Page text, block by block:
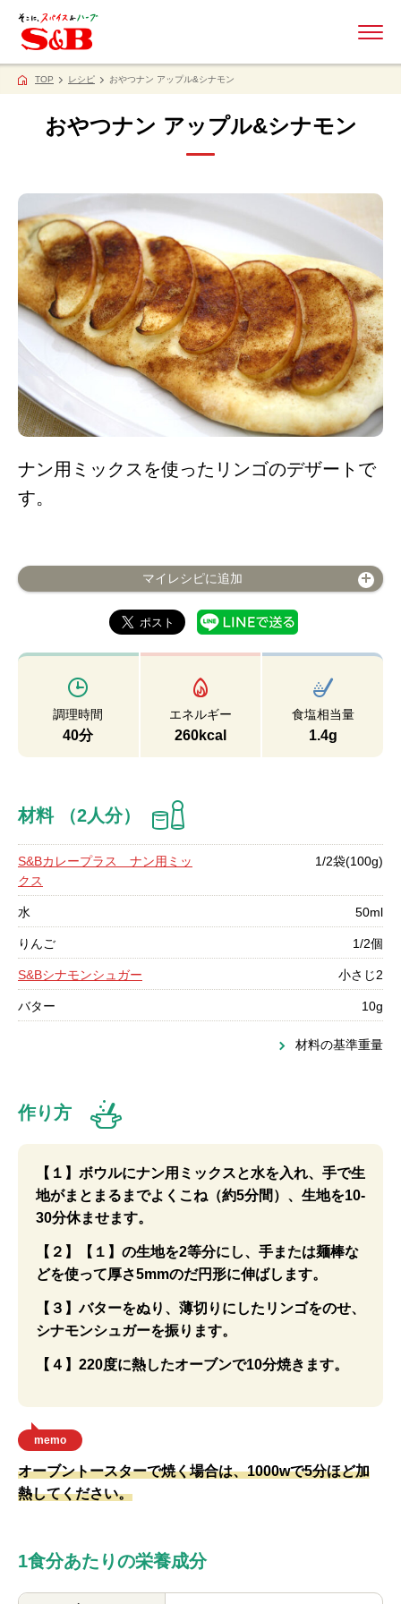
TOP レシピ おやつナン アップル&シナモン
おやつナン アップル&シナモン
ナン用ミックスを使ったリンゴのデザートで
す。
マイレシピに追加
調理時間
40分
エネルギー
260kcal
食塩相当量
1.4g
材料 （2人分）
S&Bカレープラス ナン用ミッ
クス
1/2袋(100g)
水 50ml
りんご 1/2個
S&Bシナモンシュガー 小さじ2
バター 10g
材料の基準重量
作り方
【１】ボウルにナン用ミックスと水を入れ、手で生
地がまとまるまでよくこね（約5分間）、生地を10-
30分休ませます。
【２】【１】の生地を2等分にし、手または麺棒な
どを使って厚さ5mmのだ円形に伸ばします。
【３】バターをぬり、薄切りにしたリンゴをのせ、
シナモンシュガーを振ります。
【４】220度に熱したオーブンで10分焼きます。
memo
オーブントースターで焼く場合は、1000wで5分ほど加
熱してください。
1食分あたりの栄養成分